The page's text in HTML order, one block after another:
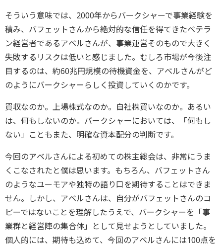
そういう意味では、2000年からバークシャーで事業経験を
積み、バフェットさんから絶対的な信任を得てきたベテラ
ン経営者であるアベルさんが、事業運営そのもので大きく
失敗するリスクは低いと感じました。むしろ市場が今後注
目するのは、約60兆円規模の待機資金を、アベルさんがど
のようにバークシャーらしく投資していくのかです。
買収なのか。上場株式なのか。自社株買いなのか。あるい
は、何もしないのか。バークシャーにおいては、「何もし
ない」こともまた、明確な資本配分の判断です。
今回のアベルさんによる初めての株主総会は、非常にうま
くこなされたと僕は思います。もちろん、バフェットさん
のようなユーモアや独特の語り口を期待することはできま
せん。しかし、アベルさんは、自分がバフェットさんのコ
ピーではないことを理解したうえで、バークシャーを「事
業群と経営陣の集合体」として見せようとしていました。
個人的には、期待も込めて、今回のアベルさんには100点を